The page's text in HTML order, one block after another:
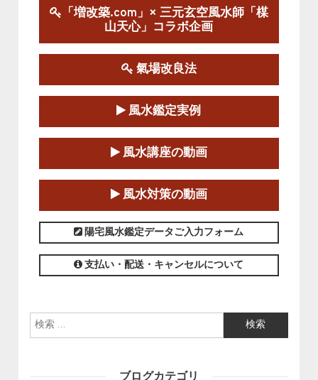
陰宅三元玄空風水講座
2025-06-07～2025-06-08
この講座の募集は終了しました。
第１８期立命塾『実践的易学講座』
2025-06-21～2025-08-24
この講座の募集は終了しました。
第１８期立命塾「実践的四柱立命学（四
柱推命学）講座」
2025-01-11～2025-05-11
この講座の募集は終了しました。
「増改築.com」× 三元玄空風水師「楳
山天心」コラボ企画
氣場改良法
風水鑑定実例
風水講座の動画
風水対策の動画
陽宅風水鑑定データご入力フォーム
支払い・配送・キャンセルについて
検索:
ブログカテゴリ